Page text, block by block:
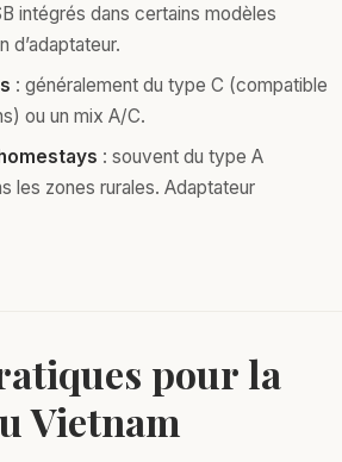
intégrés dans certains modèles
d’adaptateur.
: généralement du type C (compatible
ou un mix A/C.
: souvent du type A
les zones rurales. Adaptateur
pour la
Vietnam